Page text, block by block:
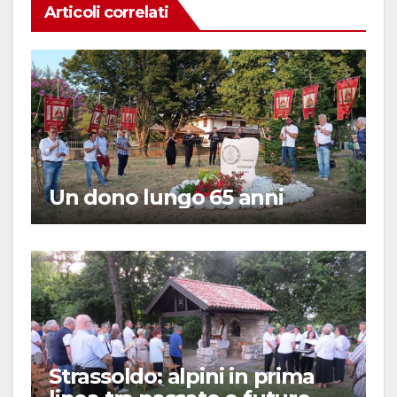
Articoli correlati
Un dono lungo 65 anni
Strassoldo: alpini in prima